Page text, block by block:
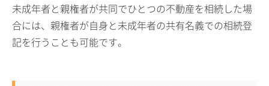
未成年者と親権者が共同でひとつの不動産を相続した場
合には、親権者が自身と未成年者の共有名義での相続登
記を行うことも可能です。